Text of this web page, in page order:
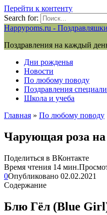
Перейти к контенту
Search for:
Happypoms.ru - Поздравляшки
Поздравления на каждый
Дни рожденья
Новости
По любому поводу
Поздравления
Школа и учеба
Главная » По любому поводу
Чарующая роза
Поделиться в ВКонтакте
Время чтения 14 мин.
0Опубликовано 02.02.2021
Содержание
Блю Гёл (Blue